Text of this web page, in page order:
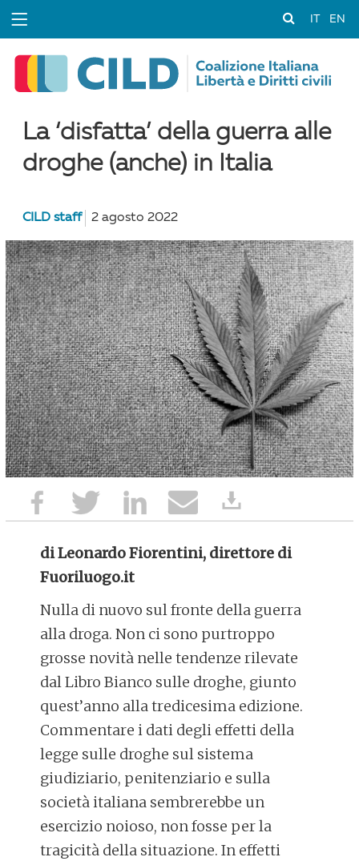
EN
La ‘disfatta’ della guerra alle
droghe (anche) in Italia
CILD staff 2 agosto 2022
di Leonardo Fiorentini, direttore di
Fuoriluogo.it
Nulla di nuovo sul fronte della guerra
alla droga. Non ci sono purtroppo
grosse novità nelle tendenze rilevate
dal Libro Bianco sulle droghe, giunto
quest’anno alla tredicesima edizione.
Commentare i dati degli effetti della
legge sulle droghe sul sistema
giudiziario, penitenziario e sulla
società italiana sembrerebbe un
esercizio noioso, non fosse per la
tragicità della situazione. In effetti